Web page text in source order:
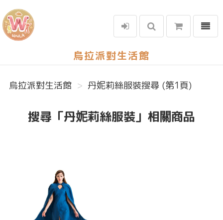
烏拉派對生活館
選單
烏拉派對生活館 丹妮莉絲服裝搜尋 (第1頁)
搜尋「丹妮莉絲服裝」相關商品